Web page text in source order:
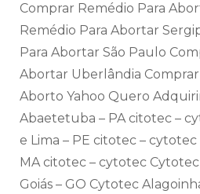
Comprar Remédio Para
Remédio Para Abortar
Para Abortar São Paulo
Abortar Uberlândia
Aborto Yahoo Quero
Abaetetuba – PA citotec –
e Lima – PE citotec –
MA citotec – cytotec
Goiás – GO Cytotec